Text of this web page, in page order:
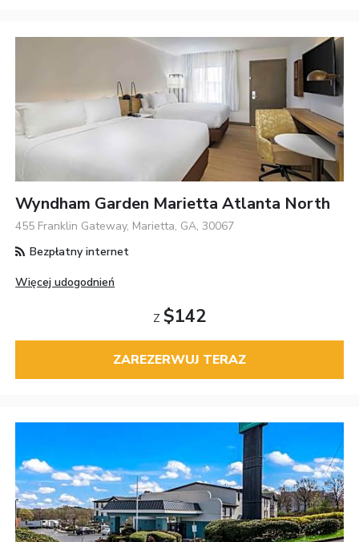
Wyndham Garden Marietta Atlanta North
455 Franklin Gateway, Marietta, GA, 30067
Bezpłatny internet
Więcej udogodnień
Z $142
ZAREZERWUJ TERAZ